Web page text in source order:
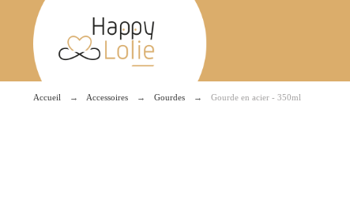
Accueil Accessoires Gourdes Gourde en acier - 350ml